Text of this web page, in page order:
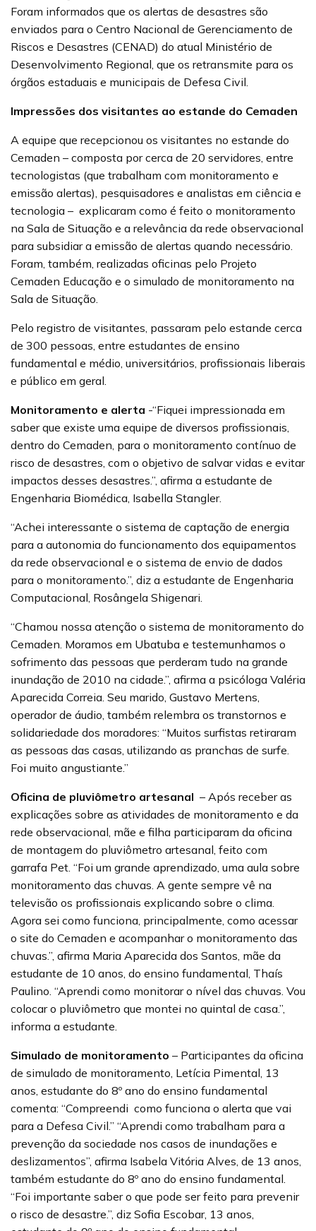
Foram informados que os alertas de desastres são
enviados para o Centro Nacional de Gerenciamento de
Riscos e Desastres (CENAD) do atual Ministério de
Desenvolvimento Regional, que os retransmite para os
órgãos estaduais e municipais de Defesa Civil.
Impressões dos visitantes ao estande do Cemaden
A equipe que recepcionou os visitantes no estande do
Cemaden – composta por cerca de 20 servidores, entre
tecnologistas (que trabalham com monitoramento e
emissão alertas), pesquisadores e analistas em ciência e
tecnologia – explicaram como é feito o monitoramento
na Sala de Situação e a relevância da rede observacional
para subsidiar a emissão de alertas quando necessário.
Foram, também, realizadas oficinas pelo Projeto
Cemaden Educação e o simulado de monitoramento na
Sala de Situação.
Pelo registro de visitantes, passaram pelo estande cerca
de 300 pessoas, entre estudantes de ensino
fundamental e médio, universitários, profissionais liberais
e público em geral.
Monitoramento e alerta -“Fiquei impressionada em
saber que existe uma equipe de diversos profissionais,
dentro do Cemaden, para o monitoramento contínuo de
risco de desastres, com o objetivo de salvar vidas e evitar
impactos desses desastres.”, afirma a estudante de
Engenharia Biomédica, Isabella Stangler.
“Achei interessante o sistema de captação de energia
para a autonomia do funcionamento dos equipamentos
da rede observacional e o sistema de envio de dados
para o monitoramento.”, diz a estudante de Engenharia
Computacional, Rosângela Shigenari.
“Chamou nossa atenção o sistema de monitoramento do
Cemaden. Moramos em Ubatuba e testemunhamos o
sofrimento das pessoas que perderam tudo na grande
inundação de 2010 na cidade.”, afirma a psicóloga Valéria
Aparecida Correia. Seu marido, Gustavo Mertens,
operador de áudio, também relembra os transtornos e
solidariedade dos moradores: “Muitos surfistas retiraram
as pessoas das casas, utilizando as pranchas de surfe.
Foi muito angustiante.”
Oficina de pluviômetro artesanal – Após receber as
explicações sobre as atividades de monitoramento e da
rede observacional, mãe e filha participaram da oficina
de montagem do pluviômetro artesanal, feito com
garrafa Pet. “Foi um grande aprendizado, uma aula sobre
monitoramento das chuvas. A gente sempre vê na
televisão os profissionais explicando sobre o clima.
Agora sei como funciona, principalmente, como acessar
o site do Cemaden e acompanhar o monitoramento das
chuvas.”, afirma Maria Aparecida dos Santos, mãe da
estudante de 10 anos, do ensino fundamental, Thaís
Paulino. “Aprendi como monitorar o nível das chuvas. Vou
colocar o pluviômetro que montei no quintal de casa.”,
informa a estudante.
Simulado de monitoramento – Participantes da oficina
de simulado de monitoramento, Letícia Pimental, 13
anos, estudante do 8º ano do ensino fundamental
comenta: “Compreendi como funciona o alerta que vai
para a Defesa Civil.” “Aprendi como trabalham para a
prevenção da sociedade nos casos de inundações e
deslizamentos”, afirma Isabela Vitória Alves, de 13 anos,
também estudante do 8º ano do ensino fundamental.
“Foi importante saber o que pode ser feito para prevenir
o risco de desastre.”, diz Sofia Escobar, 13 anos,